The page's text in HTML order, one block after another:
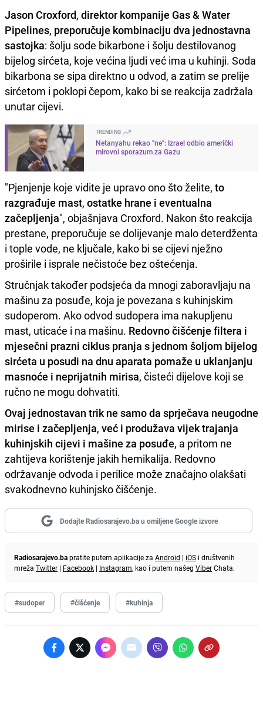
Jason Croxford, direktor kompanije Gas & Water
Pipelines, preporučuje kombinaciju dva jednostavna
sastojka: šolju sode bikarbone i šolju destilovanog
bijelog sirćeta, koje većina ljudi već ima u kuhinji. Soda
bikarbona se sipa direktno u odvod, a zatim se prelije
sirćetom i poklopi čepom, kako bi se reakcija zadržala
unutar cijevi.
TRENDING
Netanyahu rekao "ne": Izrael odbio američki
mirovni sporazum za Gazu
"Pjenjenje koje vidite je upravo ono što želite, to
razgrađuje mast, ostatke hrane i eventualna
začepljenja", objašnjava Croxford. Nakon što reakcija
prestane, preporučuje se dolijevanje malo deterdženta
i tople vode, ne ključale, kako bi se cijevi nježno
proširile i isprale nečistoće bez oštećenja.
Stručnjak također podsjeća da mnogi zaboravljaju na
mašinu za posuđe, koja je povezana s kuhinjskim
sudoperom. Ako odvod sudopera ima nakupljenu
mast, uticaće i na mašinu. Redovno čišćenje filtera i
mjesečni prazni ciklus pranja s jednom šoljom bijelog
sirćeta u posudi na dnu aparata pomaže u uklanjanju
masnoće i neprijatnih mirisa, čisteći dijelove koji se
ručno ne mogu dohvatiti.
Ovaj jednostavan trik ne samo da sprječava neugodne
mirise i začepljenja, već i produžava vijek trajanja
kuhinjskih cijevi i mašine za posuđe, a pritom ne
zahtijeva korištenje jakih hemikalija. Redovno
održavanje odvoda i perilice može značajno olakšati
svakodnevno kuhinjsko čišćenje.
Dodajte Radiosarajevo.ba u omiljene Google izvore
Radiosarajevo.bapratite putem aplikacije za Android | iOS i društvenih
mreža Twitter | Facebook | Instagram, kao i putem našeg ViberChata.
#sudoper #čišćenje #kuhinja